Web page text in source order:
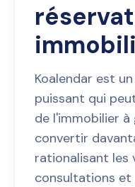
Koalendar est
puissant qui
de l'immobilier
convertir
rationalisant les
consultations et